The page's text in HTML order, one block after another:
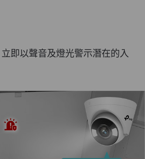
即以聲音及燈光警示潛在的入